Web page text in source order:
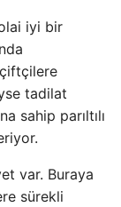
iyi bir
tadilat
sahip parıltılı
var. Buraya
sürekli